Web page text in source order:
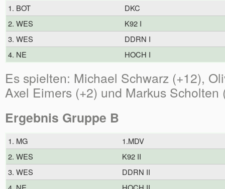
1. BOT
DKC
2. WES
K92 I
3. WES
DDRN I
4. NE
HOCH I
Es spielten: Michael Schwarz (+12),
Axel Eimers (+2) und Markus Scholten
Ergebnis Gruppe B
1. MG
1.MDV
2. WES
K92 II
3. WES
DDRN II